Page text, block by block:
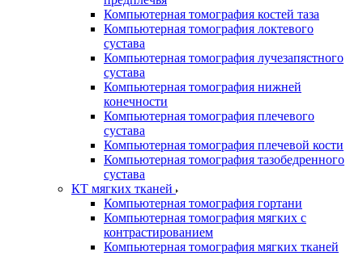
Компьютерная томография костей таза
Компьютерная томография локтевого
сустава
Компьютерная томография лучезапястного
сустава
Компьютерная томография нижней
конечности
Компьютерная томография плечевого
сустава
Компьютерная томография плечевой кости
Компьютерная томография тазобедренного
сустава
КТ мягких тканей
Компьютерная томография гортани
Компьютерная томография мягких с
контрастированием
Компьютерная томография мягких тканей